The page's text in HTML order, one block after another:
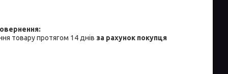
товару протягом 14 днів за рахунок покупця